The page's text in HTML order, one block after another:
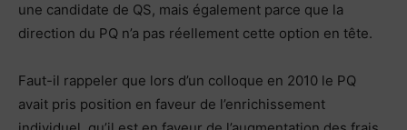
une candidate de QS, mais également parce que la
direction du PQ n’a pas réellement cette option en tête.
Faut-il rappeler que lors d’un colloque en 2010 le PQ
avait pris position en faveur de l’enrichissement